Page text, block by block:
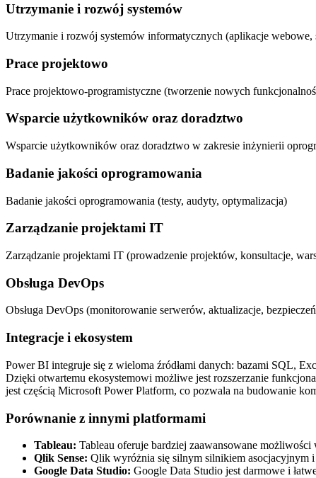
Utrzymanie i rozwój systemów
Utrzymanie i rozwój systemów informatycznych (aplikacje webowe,
Prace projektowo
Prace projektowo-programistyczne (tworzenie nowych
Wsparcie użytkowników oraz doradztwo
Wsparcie użytkowników oraz doradztwo w zakresie inżynierii
Badanie jakości oprogramowania
Badanie jakości oprogramowania (testy, audyty, optymalizacja)
Zarządzanie projektami IT
Zarządzanie projektami IT (prowadzenie projektów, konsultacje,
Obsługa DevOps
Obsługa DevOps (monitorowanie serwerów, aktualizacje,
Integracje i ekosystem
Power BI integruje się z wieloma źródłami danych: bazami SQL,
Dzięki otwartemu ekosystemowi możliwe jest rozszerzanie
jest częścią Microsoft Power Platform, co pozwala na budowanie
Porównanie z innymi platformami
Tableau: Tableau oferuje bardziej zaawansowane
Qlik Sense: Qlik wyróżnia się silnym silnikiem asocjacyjnym i
Google Data Studio: Google Data Studio jest darmowe i